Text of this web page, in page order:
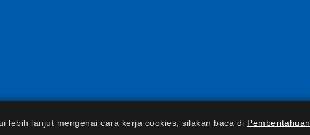
Jasa Keuangan
lebih lanjut mengenai cara kerja cookies, silakan baca di Pemberitahuan